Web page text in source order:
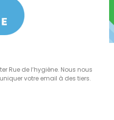
Rue de l’hygiène. Nous nous
votre email à des tiers.